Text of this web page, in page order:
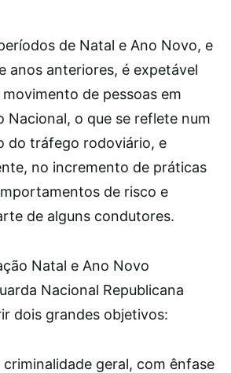
de Natal e Ano Novo, e
anos anteriores, é expetável
de pessoas em
Nacional, o que se reflete num
do tráfego rodoviário, e
no incremento de práticas
de risco e
de alguns condutores.
Natal e Ano Novo
Nacional Republicana
dois grandes objetivos:
geral, com ênfase